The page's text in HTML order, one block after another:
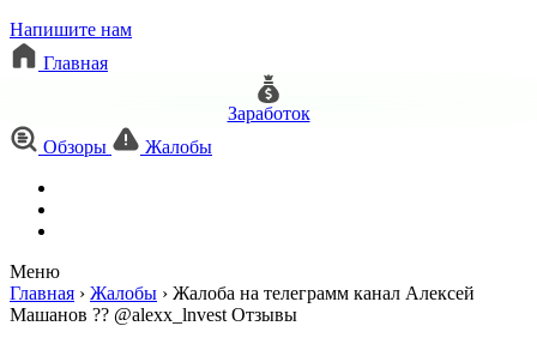
Напишите нам
Главная
Заработок
Обзоры
Жалобы
Меню
Главная › Жалобы › Жалоба на телеграмм канал Алексей
Машанов ?? @alexx_lnvest Отзывы